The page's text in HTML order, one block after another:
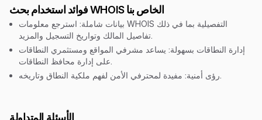
فوائد استخدام بحث WHOIS الخاص بنا
بيانات شاملة: استرجع معلومات WHOIS التفصيلية بما في ذلك
تفاصيل المالك وتواريخ التسجيل والمزيد.
إدارة النطاقات بسهولة: يساعد مشرفي المواقع ومستثمري النطاقات
على إدارة محافظ النطاقات.
رؤى أمنية: مفيدة لمحترفي الأمن لفهم ملكية النطاق وتاريخه.
الأسئلة المتداولة